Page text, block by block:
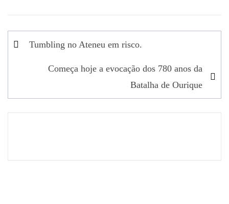
Navegação
artigos
Tumbling no Ateneu em risco.
Começa hoje a evocação dos 780 anos da
Batalha de Ourique